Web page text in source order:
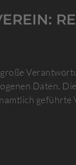
Daten.